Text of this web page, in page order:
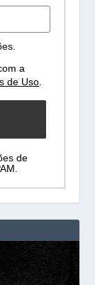
a
de Uso
de